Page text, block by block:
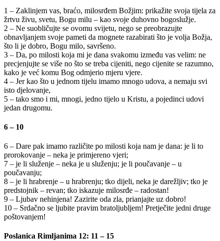
1 – Zaklinjem vas, braćo, milosrđem Božjim: prikažite svoja tijela za
žrtvu živu, svetu, Bogu milu – kao svoje duhovno bogoslužje.
2 – Ne suobličujte se ovomu svijetu, nego se preobrazujte
obnavljanjem svoje pameti da mognete razabirati što je volja Božja,
što li je dobro, Bogu milo, savršeno.
3 – Da, po milosti koja mi je dana svakomu između vas velim: ne
precjenjujte se više no što se treba cijeniti, nego cijenite se razumno,
kako je već komu Bog odmjerio mjeru vjere.
4 – Jer kao što u jednom tijelu imamo mnogo udova, a nemaju svi
isto djelovanje,
5 – tako smo i mi, mnogi, jedno tijelo u Kristu, a pojedinci udovi
jedan drugomu.
6 – 10
6 – Dare pak imamo različite po milosti koja nam je dana: je li to
prorokovanje – neka je primjereno vjeri;
7 – je li služenje – neka je u služenju; je li poučavanje – u
poučavanju;
8 – je li hrabrenje – u hrabrenju; tko dijeli, neka je darežljiv; tko je
predstojnik – revan; tko iskazuje milosrđe – radostan!
9 – Ljubav nehinjena! Zazirite oda zla, prianjajte uz dobro!
10 – Srdačno se ljubite pravim bratoljubljem! Pretječite jedni druge
poštovanjem!
Poslanica Rimljanima 12: 11 – 15